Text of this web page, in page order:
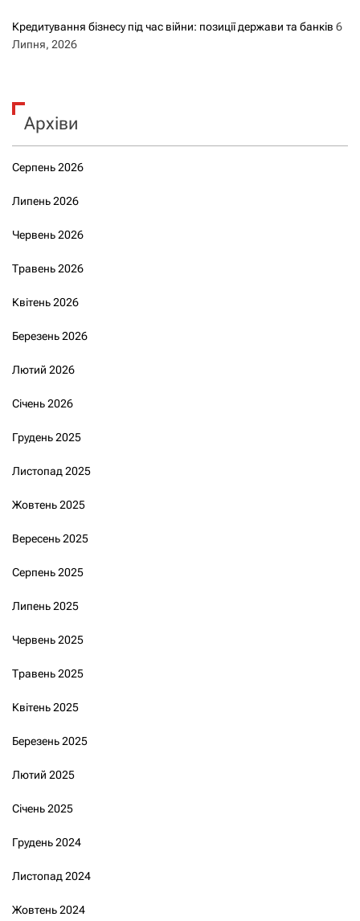
Кредитування бізнесу під час війни: позиції держави та банків 6
Липня, 2026
Архіви
Серпень 2026
Липень 2026
Червень 2026
Травень 2026
Квітень 2026
Березень 2026
Лютий 2026
Січень 2026
Грудень 2025
Листопад 2025
Жовтень 2025
Вересень 2025
Серпень 2025
Липень 2025
Червень 2025
Травень 2025
Квітень 2025
Березень 2025
Лютий 2025
Січень 2025
Грудень 2024
Листопад 2024
Жовтень 2024